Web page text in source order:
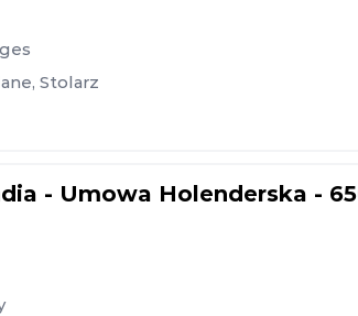
, Stolarz
- Umowa Holenderska -